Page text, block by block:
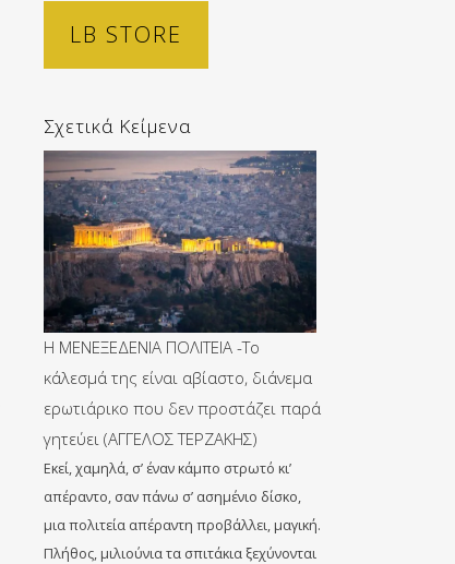
LB STORE
Σχετικά Κείμενα
Η ΜΕΝΕΞΕΔΕΝΙΑ ΠΟΛΙΤΕΙΑ -Το
κάλεσμά της είναι αβίαστο, διάνεμα
ερωτιάρικο που δεν προστάζει παρά
γητεύει (ΑΓΓΕΛΟΣ ΤΕΡΖΑΚΗΣ)
Εκεί, χαμηλά, σ’ έναν κάμπο στρωτό κι’
απέραντο, σαν πάνω σ’ ασημένιο δίσκο,
μια πολιτεία απέραντη προβάλλει, μαγική.
Πλήθος, μιλιούνια τα σπιτάκια ξεχύνονται